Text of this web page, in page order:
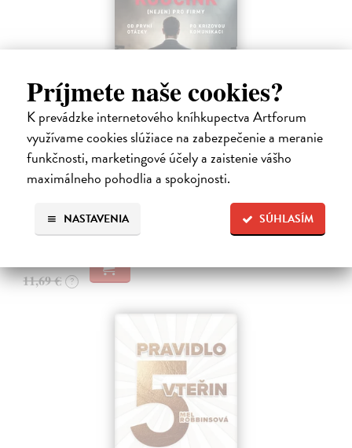
Príjmete naše cookies?
K prevádzke internetového kníhkupectva Artforum
využívame cookies slúžiace na zabezpečenie a meranie
funkčnosti, marketingové účely a zaistenie vášho
maximálneho pohodlia a spokojnosti.
SÚHLASÍM
NASTAVENIA
Mediální koučink (nejen) pro firmy
Kučera Pavel| Kniha
Média jsou rychlejší než kdy dřív. Jedna věta vytržená z kontextu se
během několika minut šíří médii, sociálními sítěmi i obchodními
Zasielame do 10 dní
11,69 € ?